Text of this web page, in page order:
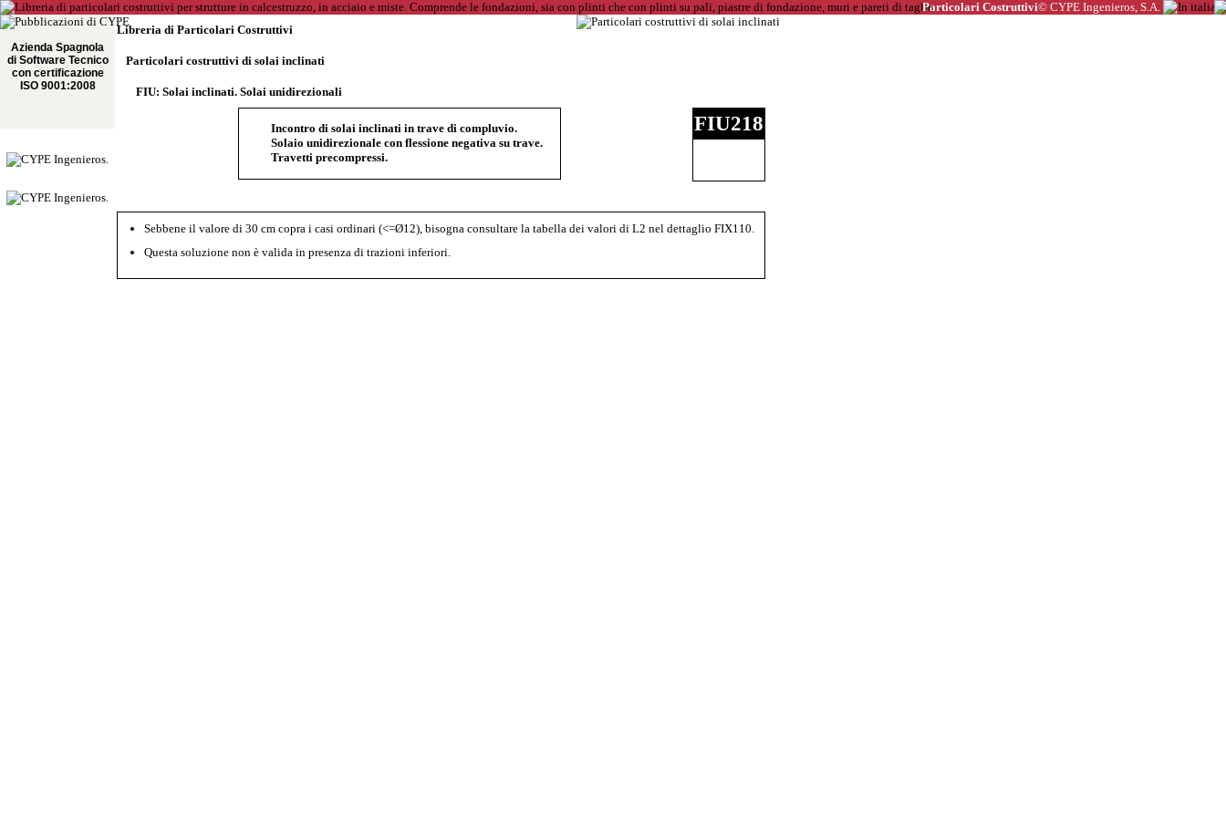
Particolari Costruttivi© CYPE Ingenieros, S.A.
Azienda Spagnola
di Software Tecnico
con certificazione
ISO 9001:2008
Libreria di Particolari Costruttivi
Particolari costruttivi di solai inclinati
FIU: Solai inclinati. Solai unidirezionali
Incontro di solai inclinati in trave di compluvio.
Solaio unidirezionale con flessione negativa su trave.
Travetti precompressi.
FIU218
Sebbene il valore di 30 cm copra i casi ordinari (<=Ø12), bisogna consultare la tabella dei valori di L2 nel dettaglio FIX110.
Questa soluzione non è valida in presenza di trazioni inferiori.